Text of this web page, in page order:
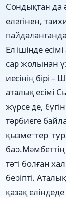
Сондықтан да
елегінен,
Ел ішінде
сар жолынан
иесінің бірі
аталық есімі
жүрсе де,
тәрбиеге
қызметтері
тәті болған
беріпті.
қазақ